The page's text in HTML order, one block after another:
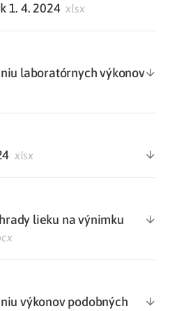
1. 4. 2024xlsx
laboratórnych výkonov
xlsx
lieku na výnimku
výkonov podobných